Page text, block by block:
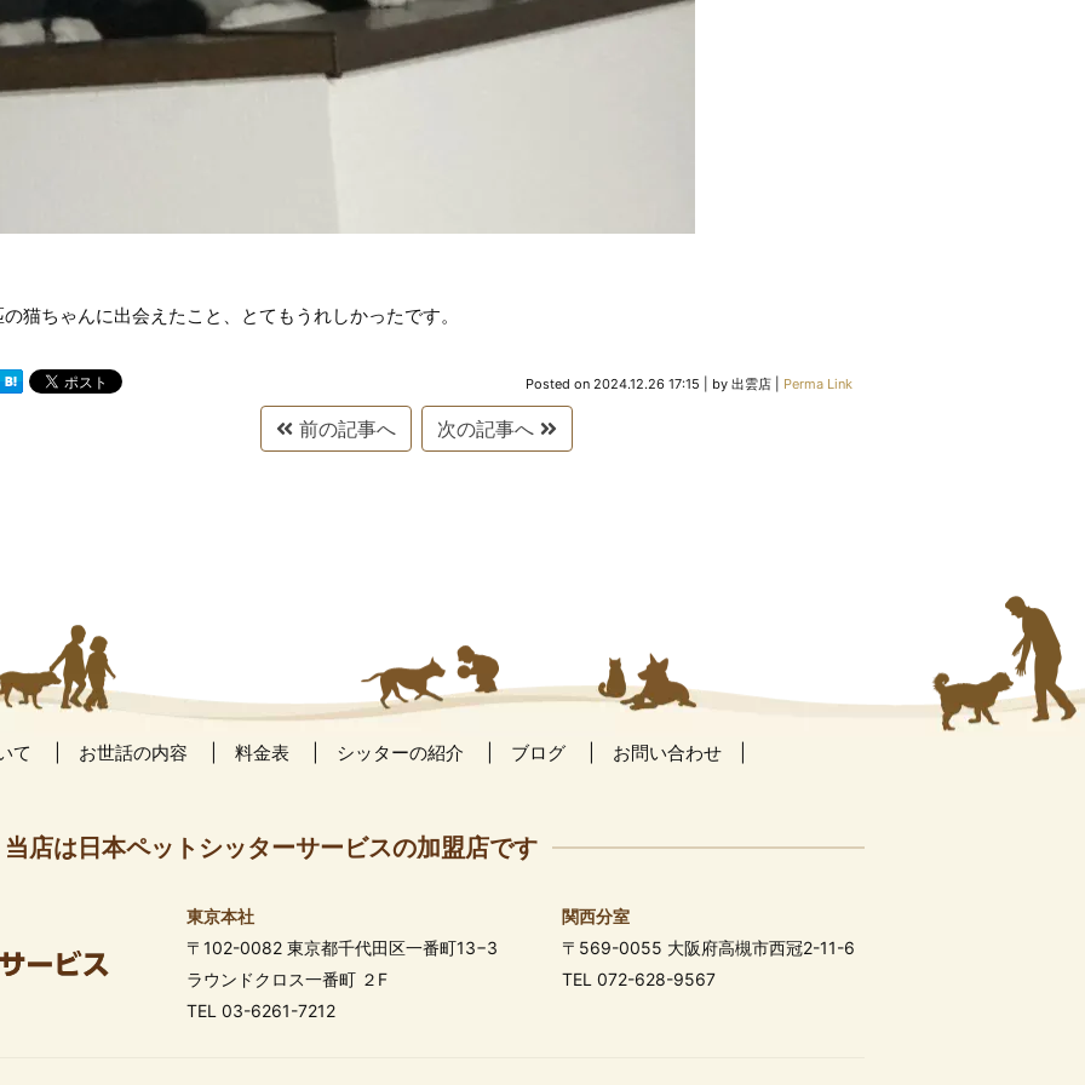
猫ちゃんに出会えたこと、とてもうれしかったです。
Posted on 2024.12.26 17:15 by 出雲店 Perma Link
前の記事へ 次の記事へ
て お世話の内容 料金表 シッターの紹介 ブログ お問い合わせ
当店は日本ペットシッターサービスの加盟店です
東京本社
〒102-0082 東京都千代田区一番町13−3
ラウンドクロス一番町 ２F
TEL 03-6261-7212
関西分室
〒569-0055 大阪府高槻市西冠2-11-6
TEL 072-628-9567